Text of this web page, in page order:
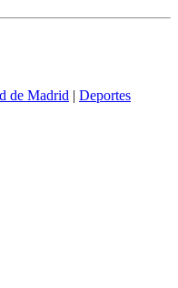
de Madrid | Deportes